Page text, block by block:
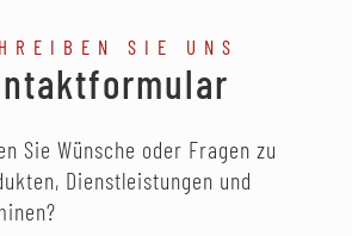
SIE UNS
Sie Wünsche oder Fragen zu
Dienstleistungen und